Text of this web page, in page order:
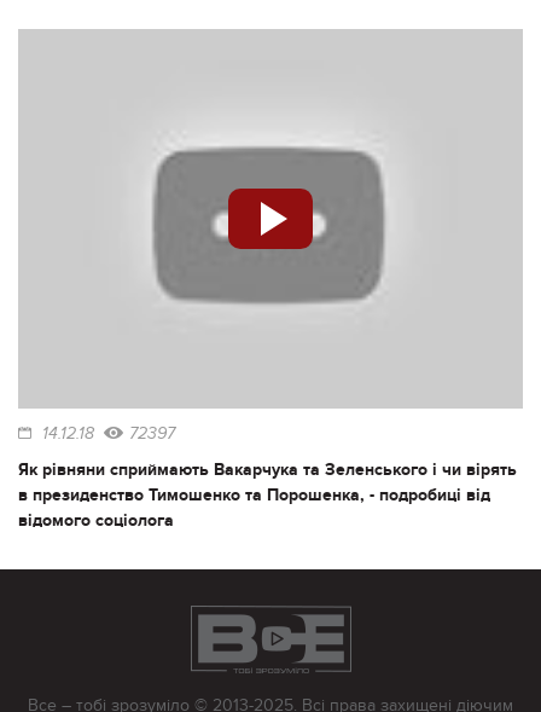
14.12.18 72397
Як рівняни сприймають Вакарчука та Зеленського і чи вірять
в президенство Тимошенко та Порошенка, - подробиці від
відомого соціолога
Все – тобі зрозуміло © 2013-2025. Всі права захищені діючим